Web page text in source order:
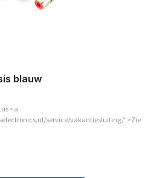
blauw
<a
service/vakantiesluiting/">Zie